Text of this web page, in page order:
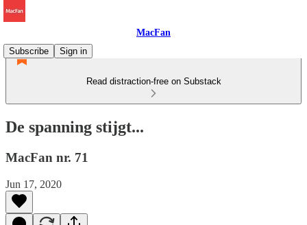
MacFan
Subscribe
Sign in
Read distraction-free on Substack
De spanning stijgt...
MacFan nr. 71
Jun 17, 2020